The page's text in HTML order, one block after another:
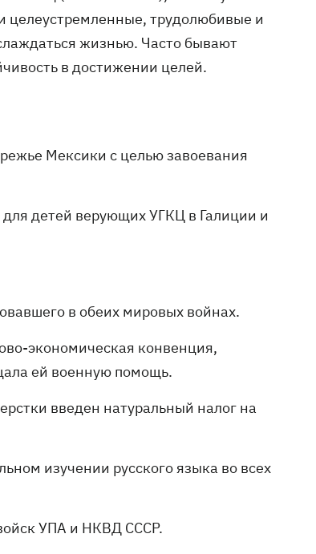
целеустремленные, трудолюбивые и
жизнью. Часто бывают
в достижении целей.
Мексики с целью завоевания
детей верующих УГКЦ в Галиции и
в обеих мировых войнах.
экономическая конвенция,
ей военную помощь.
введен натуральный налог на
изучении русского языка во всех
УПА и НКВД СССР.